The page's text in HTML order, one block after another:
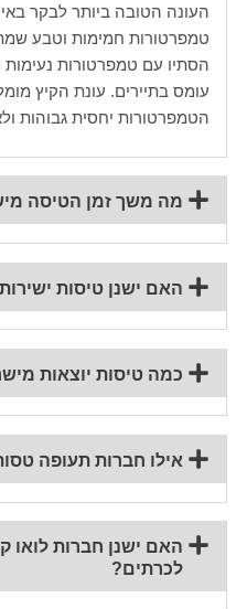
העונה הטובה ביותר לבקר
טמפרטורות חמימות וטבע
הסתיו עם טמפרטורות
עומס בתיירים. עונת הקיץ
הטמפרטורות יחסית גבוהות
מה משך זמן הטיסה
האם ישנן טיסות
כמה טיסות יוצאות
אילו חברות תעופה
האם ישנן חברות לואו
לכרתים?